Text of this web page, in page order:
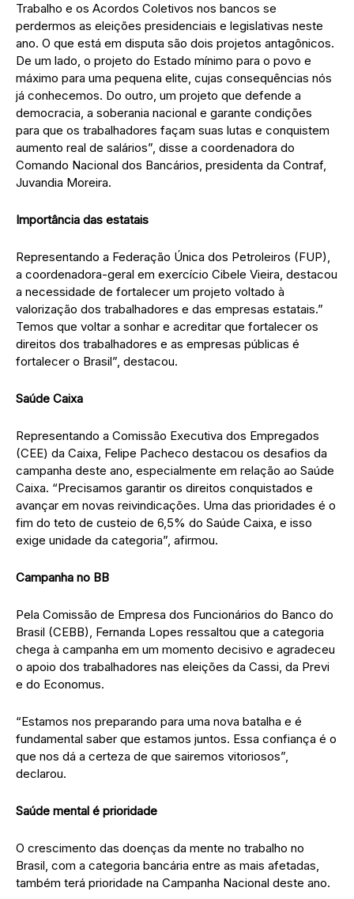
Trabalho e os Acordos Coletivos nos bancos se
perdermos as eleições presidenciais e legislativas neste
ano. O que está em disputa são dois projetos antagônicos.
De um lado, o projeto do Estado mínimo para o povo e
máximo para uma pequena elite, cujas consequências nós
já conhecemos. Do outro, um projeto que defende a
democracia, a soberania nacional e garante condições
para que os trabalhadores façam suas lutas e conquistem
aumento real de salários”, disse a coordenadora do
Comando Nacional dos Bancários, presidenta da Contraf,
Juvandia Moreira.
Importância das estatais
Representando a Federação Única dos Petroleiros (FUP),
a coordenadora-geral em exercício Cibele Vieira, destacou
a necessidade de fortalecer um projeto voltado à
valorização dos trabalhadores e das empresas estatais.”
Temos que voltar a sonhar e acreditar que fortalecer os
direitos dos trabalhadores e as empresas públicas é
fortalecer o Brasil”, destacou.
Saúde Caixa
Representando a Comissão Executiva dos Empregados
(CEE) da Caixa, Felipe Pacheco destacou os desafios da
campanha deste ano, especialmente em relação ao Saúde
Caixa. “Precisamos garantir os direitos conquistados e
avançar em novas reivindicações. Uma das prioridades é o
fim do teto de custeio de 6,5% do Saúde Caixa, e isso
exige unidade da categoria”, afirmou.
Campanha no BB
Pela Comissão de Empresa dos Funcionários do Banco do
Brasil (CEBB), Fernanda Lopes ressaltou que a categoria
chega à campanha em um momento decisivo e agradeceu
o apoio dos trabalhadores nas eleições da Cassi, da Previ
e do Economus.
“Estamos nos preparando para uma nova batalha e é
fundamental saber que estamos juntos. Essa confiança é o
que nos dá a certeza de que sairemos vitoriosos”,
declarou.
Saúde mental é prioridade
O crescimento das doenças da mente no trabalho no
Brasil, com a categoria bancária entre as mais afetadas,
também terá prioridade na Campanha Nacional deste ano.